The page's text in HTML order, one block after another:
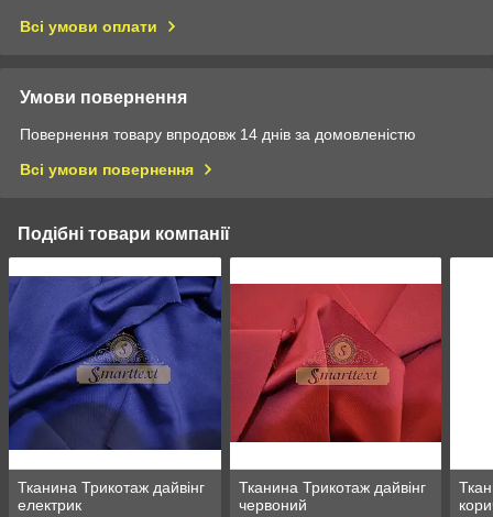
Всі умови оплати
Умови повернення
Повернення товару впродовж 14 днів за домовленістю
Всі умови повернення
Подібні товари компанії
Тканина Трикотаж дайвінг
електрик
Тканина Трикотаж дайвінг
червоний